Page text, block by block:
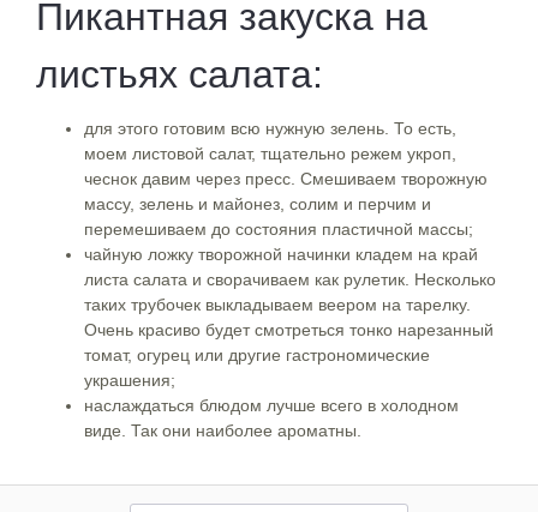
Пикантная закуска на
листьях салата:
для этого готовим всю нужную зелень. То есть,
моем листовой салат, тщательно режем укроп,
чеснок давим через пресс. Смешиваем творожную
массу, зелень и майонез, солим и перчим и
перемешиваем до состояния пластичной массы;
чайную ложку творожной начинки кладем на край
листа салата и сворачиваем как рулетик. Несколько
таких трубочек выкладываем веером на тарелку.
Очень красиво будет смотреться тонко нарезанный
томат, огурец или другие гастрономические
украшения;
наслаждаться блюдом лучше всего в холодном
виде. Так они наиболее ароматны.